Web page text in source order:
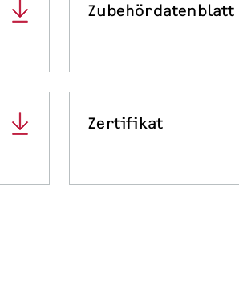
Zubehördatenblatt
Zertifikat